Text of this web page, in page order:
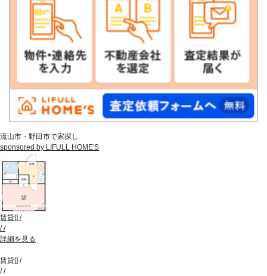
流山市・野田市で家探し
sponsored by LIFULL HOME'S
賃貸[] /
//
詳細を見る
賃貸[] /
//